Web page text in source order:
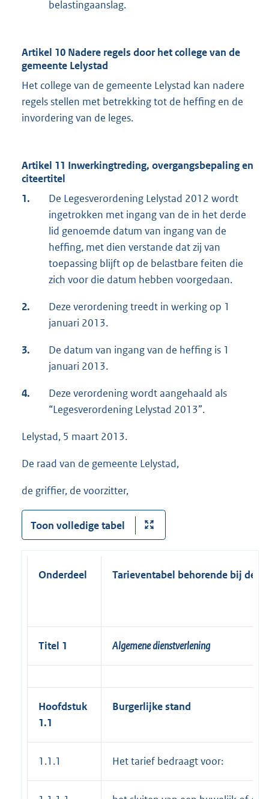
belastingaanslag.
Artikel 10 Nadere regels door het college van de
gemeente Lelystad
Het college van de gemeente Lelystad kan nadere
regels stellen met betrekking tot de heffing en de
invordering van de leges.
Artikel 11 Inwerkingtreding, overgangsbepaling en
citeertitel
1.
De Legesverordening Lelystad 2012 wordt
ingetrokken met ingang van de in het derde
lid genoemde datum van ingang van de
heffing, met dien verstande dat zij van
toepassing blijft op de belastbare feiten die
zich voor die datum hebben voorgedaan.
2.
Deze verordening treedt in werking op 1
januari 2013.
3.
De datum van ingang van de heffing is 1
januari 2013.
4.
Deze verordening wordt aangehaald als
“Legesverordening Lelystad 2013”.
Lelystad, 5 maart 2013.
De raad van de gemeente Lelystad,
de griffier, de voorzitter,
Toon volledige tabel
Onderdeel Tarieventabel behorende bij de
Titel 1 Algemene dienstverlening
Hoofdstuk
1.1
Burgerlijke stand
1.1.1 Het tarief bedraagt voor: